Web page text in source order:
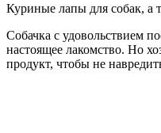
Куриные лапы для собак, а
Собачка с удовольствием
настоящее лакомство. Но
продукт, чтобы не